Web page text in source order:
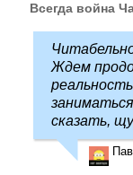
Всегда война
Ждем
сказать,